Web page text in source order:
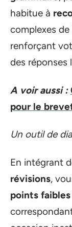
habitue à
complexes
renforçant
des réponses
A voir aussi :
pour le
Un outil de
En intégrant
révisions,
points faibles